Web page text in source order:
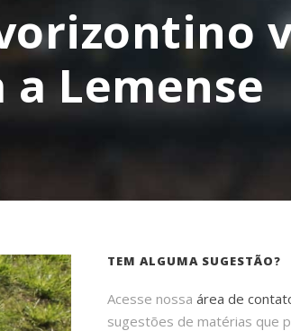
Lemense
TEM ALGUMA SUGESTÃO?
Acesse nossaárea de
sugestões de matérias que